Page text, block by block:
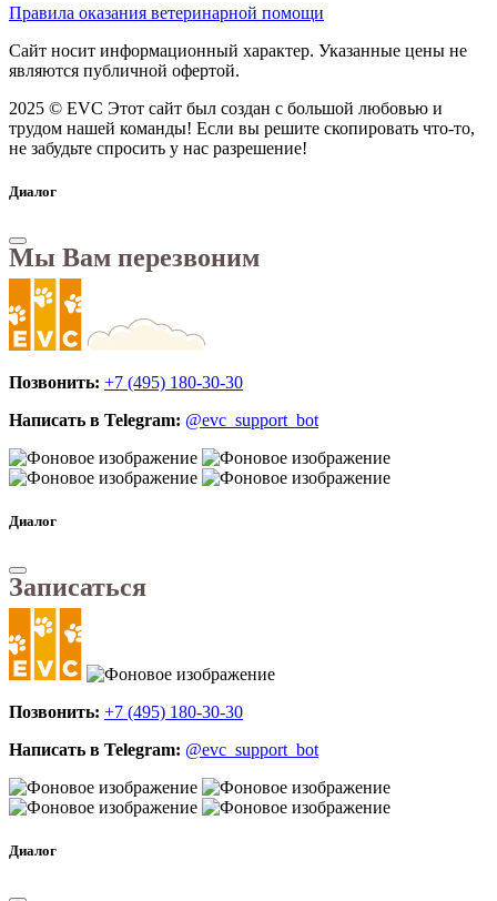
Правила оказания ветеринарной помощи
Сайт носит информационный характер. Указанные цены не
являются публичной офертой.
2025 © EVC Этот сайт был создан с большой любовью и
трудом нашей команды! Если вы решите скопировать что-то,
не забудьте спросить у нас разрешение!
Диалог
Мы Вам перезвоним
Позвонить: +7 (495) 180-30-30
Написать в Telegram: @evc_support_bot
Диалог
Записаться
Позвонить: +7 (495) 180-30-30
Написать в Telegram: @evc_support_bot
Диалог